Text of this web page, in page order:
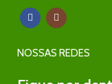
NOSSAS REDES